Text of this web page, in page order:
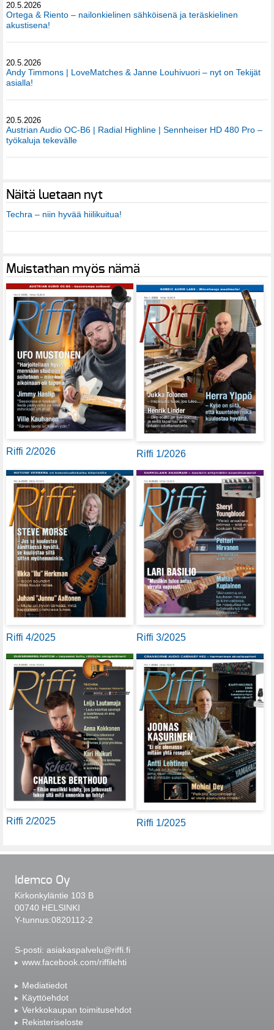
20.5.2026
Ortega & Riento – nailonkielinen sähköisenä ja teräskielinen
akustisena!
20.5.2026
Andy Timmons | LoveMatches & Janne Louhivuori – nyt on Tekijät
asialla!
20.5.2026
Austrian Audio OC-B6 | Radial Highline | Sennheiser HD 480 Pro –
työkaluja tekevälle
Näitä luetaan nyt
Techra – niin hyvää hiilikuitua!
Muistathan myös nämä
Riffi 2/2026 Riffi 1/2026
Riffi 4/2025 Riffi 3/2025
Riffi 2/2025 Riffi 1/2025
Idemco Oy
Kirkonkyläntie 103 B
00740 HELSINKI
Y-tunnus:0820112-2
S-posti: asiakaspalvelu@riffi.fi
www.facebook.com/riffilehti
Mediatiedot
Käyttöehdot
Verkkokaupan toimitusehdot
Rekisteriseloste